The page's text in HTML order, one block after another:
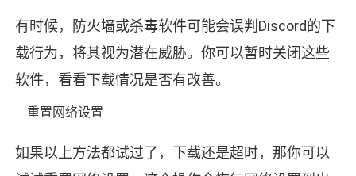
有时候，防火墙或杀毒软件可能会误判Discord的下
载行为，将其视为潜在威胁。你可以暂时关闭这些
软件，看看下载情况是否有改善。
重置网络设置
如果以上方法都试过了，下载还是超时，那你可以